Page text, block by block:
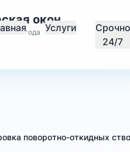
окон
2015 года Услуги
Срочно
24/7
поворотно-откидных